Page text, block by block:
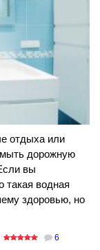
отдыха или
дорожную
вы
такая водная
здоровью, но
6